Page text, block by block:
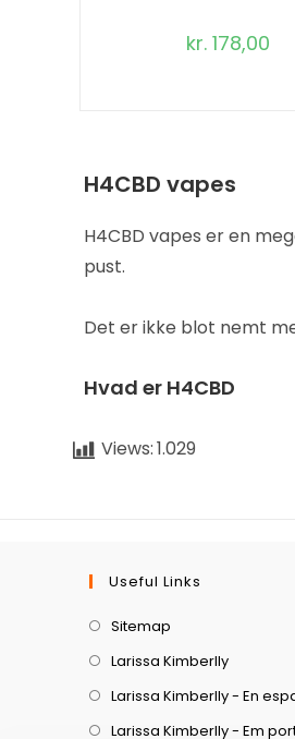
kr. 178,00
H4CBD vapes
H4CBD vapes er en
pust.
Det er ikke blot nemt
Hvad er H4CBD
Views:1.029
Useful Links
Sitemap
Larissa Kimberlly
Larissa Kimberlly - En
Larissa Kimberlly - Em